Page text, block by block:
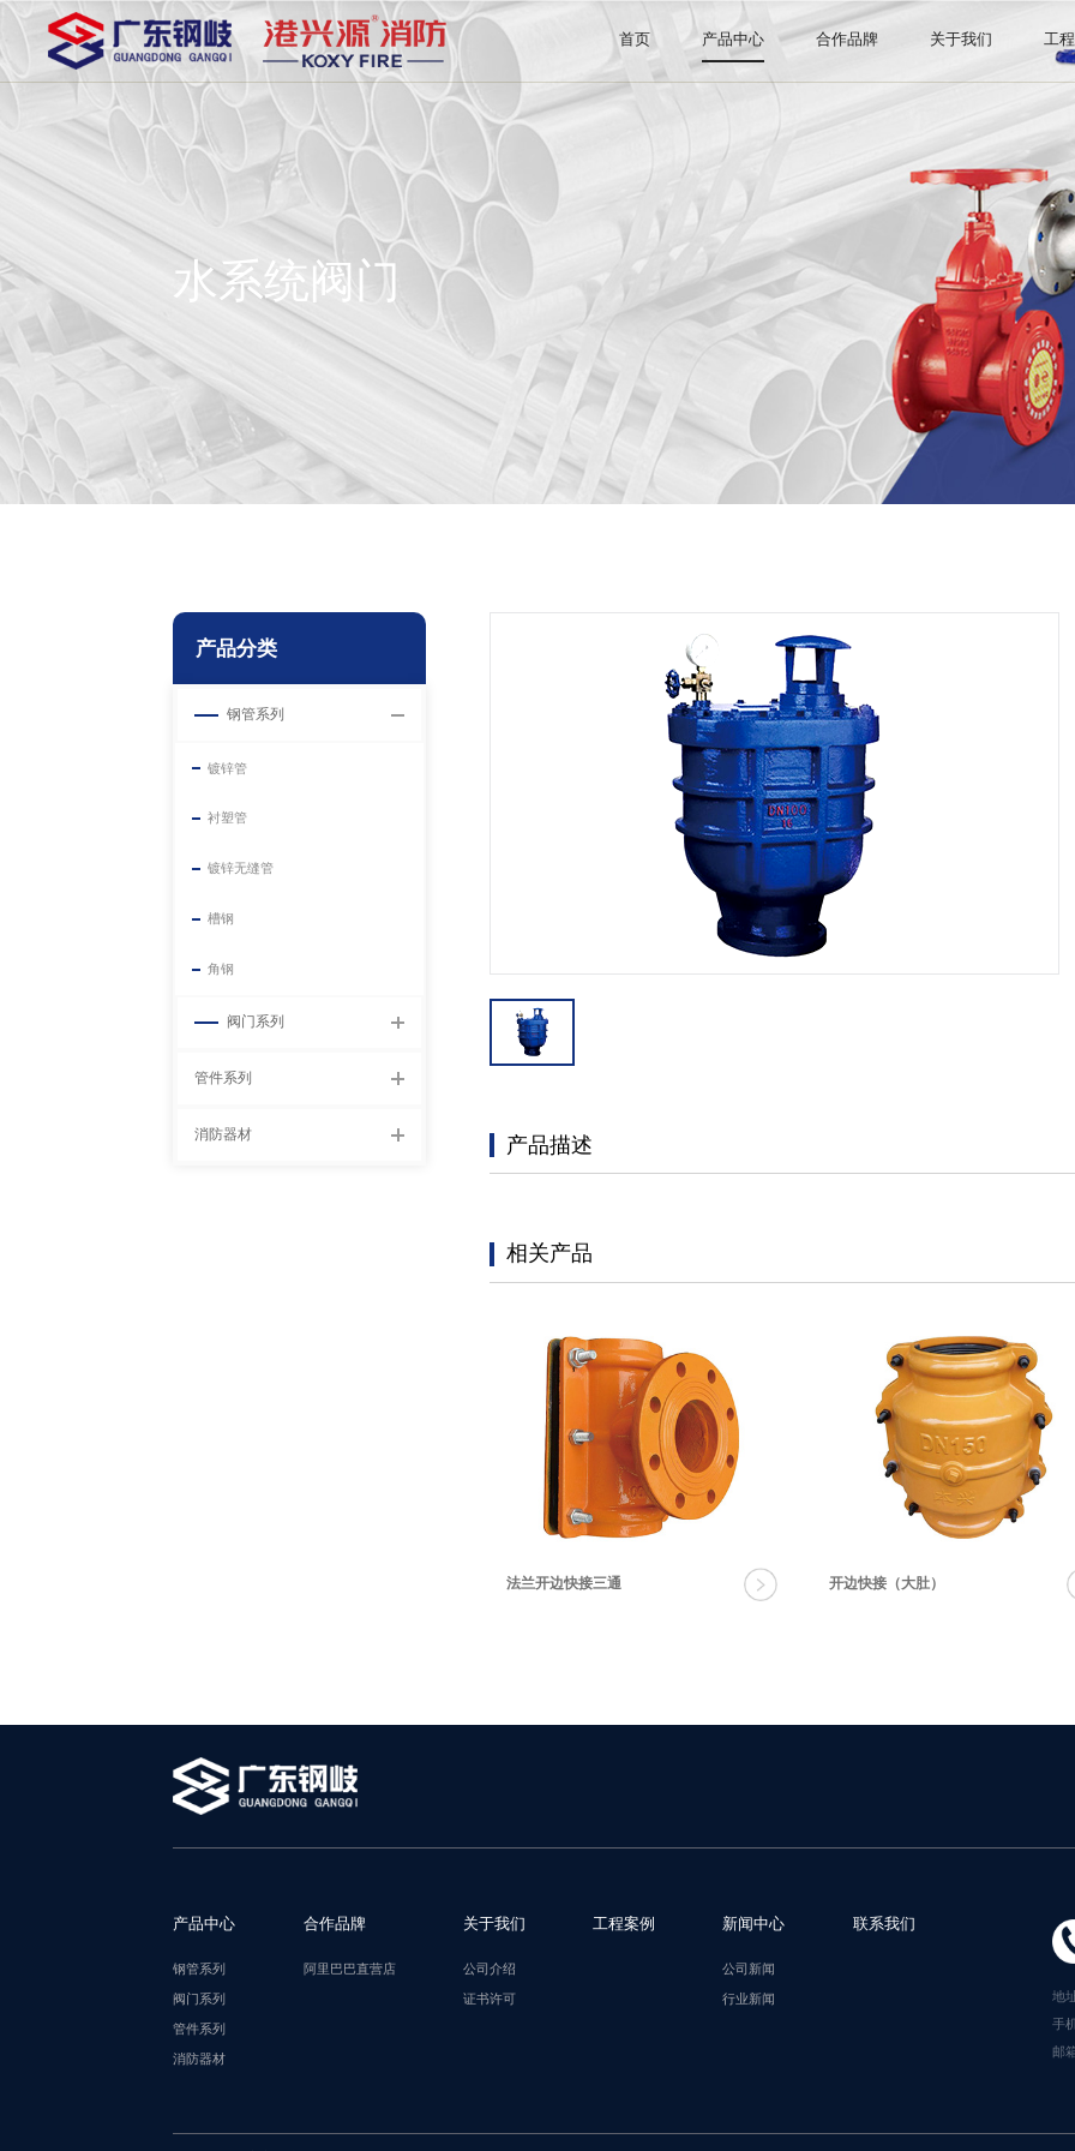
首页 产品中心
消防器材
合作品牌 关于我们
证书许可
工
水系统阀门
产品分类
钢管系列
镀锌管
衬塑管
镀锌无缝管
槽钢
角钢
阀门系列
管件系列
消防器材 产品描述
相关产品
法兰开边快接三通 开边快接（大肚）
产品中心
钢管系列
阀门系列
管件系列
消防器材
合作品牌
阿里巴巴直营店
关于我们
公司介绍
证书许可
工程案例 新闻中心
公司新闻
行业新闻
联系我们
地
手
邮